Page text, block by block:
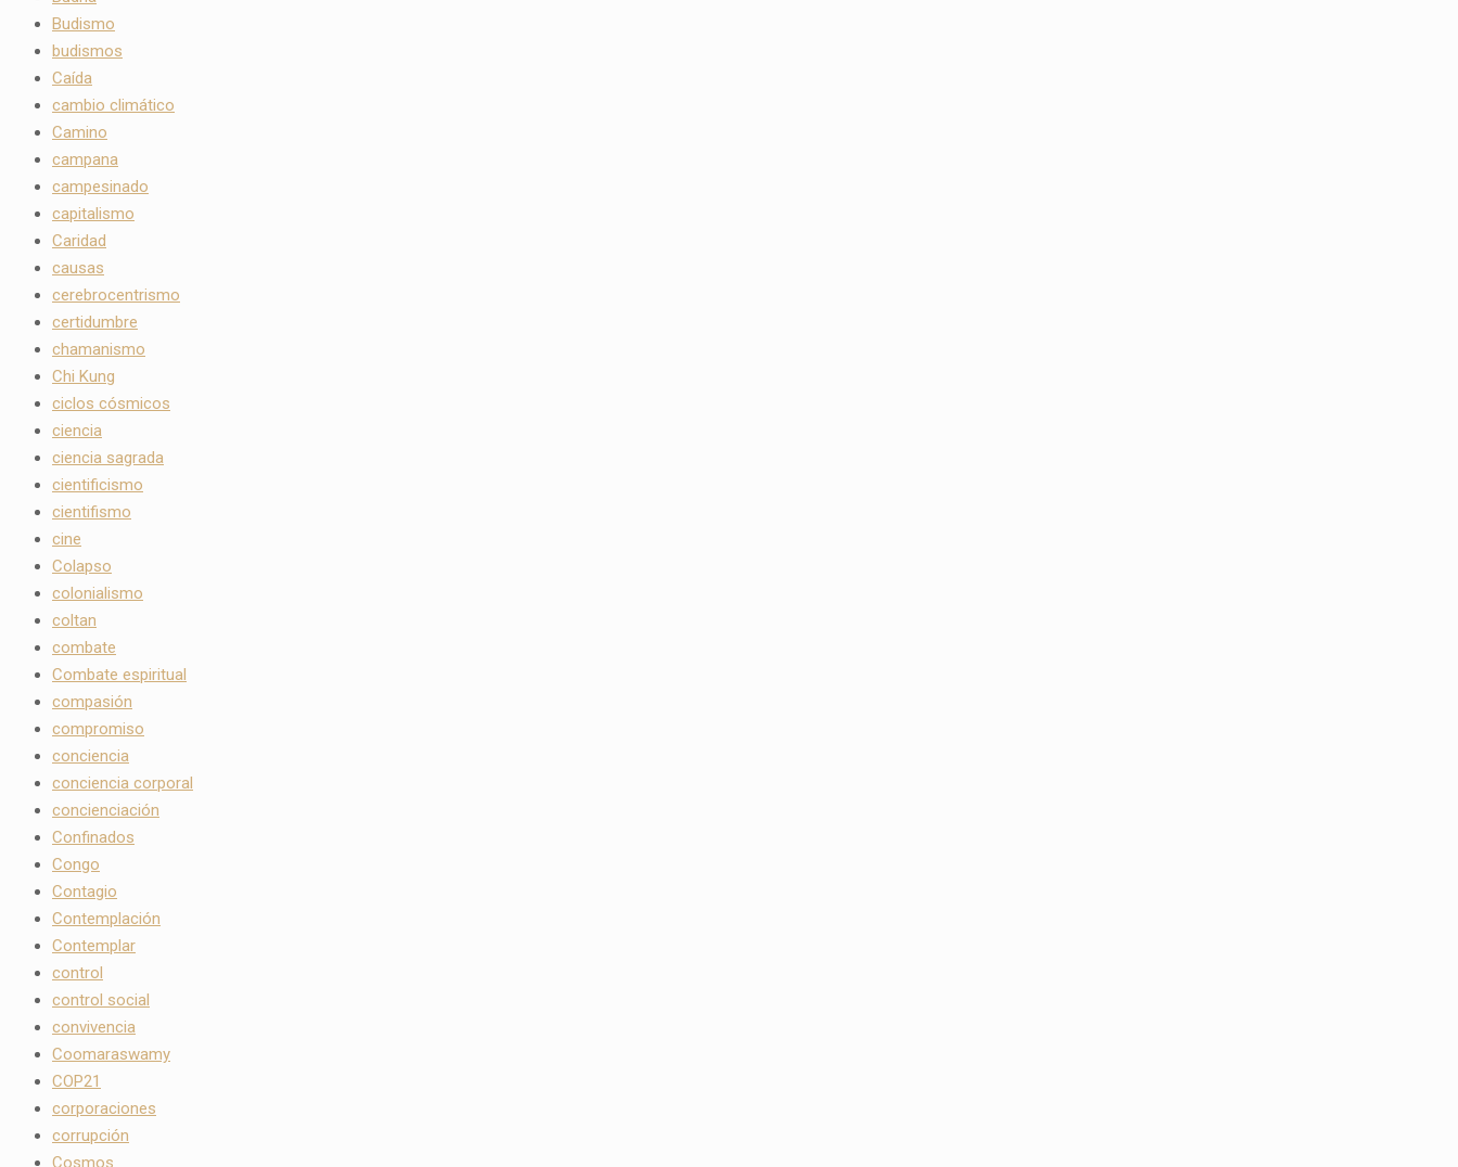
Budismo
budismos
Caída
cambio climático
Camino
campana
campesinado
capitalismo
Caridad
causas
cerebrocentrismo
certidumbre
chamanismo
Chi Kung
ciclos cósmicos
ciencia
ciencia sagrada
cientificismo
cientifismo
cine
Colapso
colonialismo
coltan
combate
Combate espiritual
compasión
compromiso
conciencia
conciencia corporal
concienciación
Confinados
Congo
Contagio
Contemplación
Contemplar
control
control social
convivencia
Coomaraswamy
COP21
corporaciones
corrupción
Cosmos